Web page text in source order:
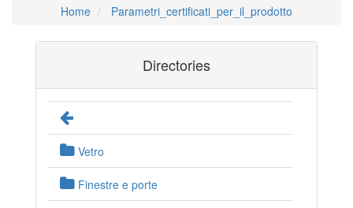
Home Parametri_certificati_per_il_prodotto
Directories
Vetro
Finestre e porte